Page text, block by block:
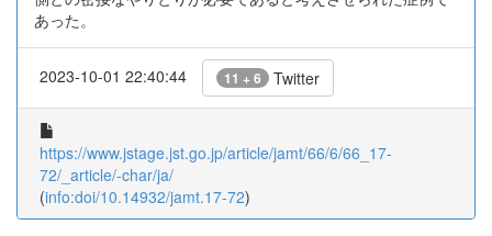
あった。
2023-10-01 22:40:44 11 + 6 Twitter
https://www.jstage.jst.go.jp/article/jamt/66/6/66_17-
72/_article/-char/ja/
(info:doi/10.14932/jamt.17-72)